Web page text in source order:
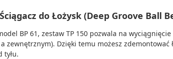
do Łożysk (Deep Groove Ball
BP 61, zestaw TP 150 pozwala na wyciągnięcie
zewnętrznym). Dzięki temu możesz
tyłu.